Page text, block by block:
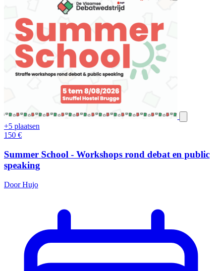
+5 plaatsen
150 €
Summer School - Workshops rond debat en public
speaking
Door Hujo